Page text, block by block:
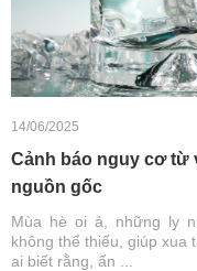
14/06/2025
Cảnh báo nguy cơ từ
nguồn gốc
Mùa hè oi ả, những ly
không thể thiếu, giúp xua
ai biết rằng, ẩn ...